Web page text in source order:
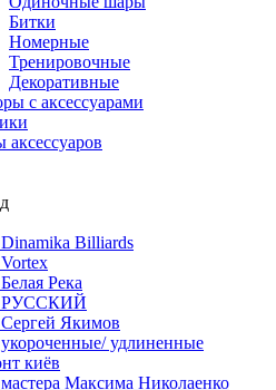
Битки
Номерные
Тренировочные
Декоративные
с аксессуарами
Billiards
Река
РУССКИЙ
Якимов
удлиненные
киёв
Максима Николаенко